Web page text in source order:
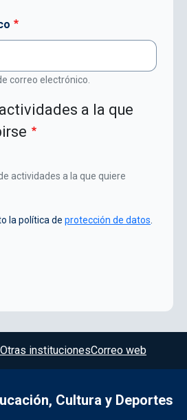
correo electrónico.
a la que
actividades a la que quiere
la política de protección de datos
Otras institucionesCorreo web
Cultura y Deportes